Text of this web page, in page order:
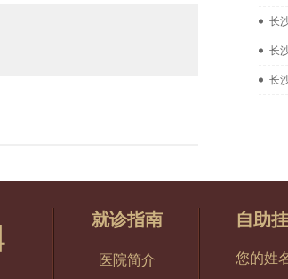
长
长
长
就诊指南
医院简介
自助
您的姓